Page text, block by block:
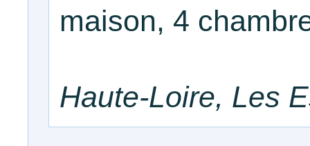
maison, 4
Haute-Loire, Les